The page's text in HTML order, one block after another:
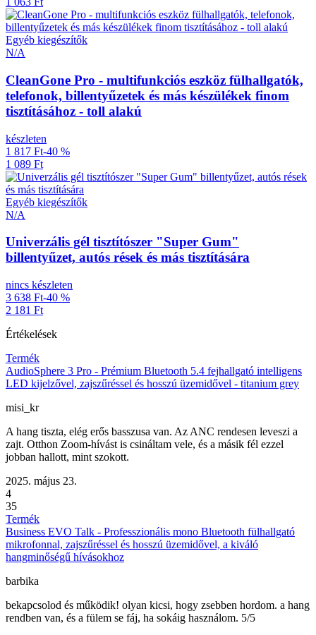
Egyéb kiegészítők
N/A
CleanGone Pro - multifunkciós eszköz fülhallgatók,
telefonok, billentyűzetek és más készülékek finom
tisztításához - toll alakú
készleten
1 817 Ft-40 %
1 089 Ft
Egyéb kiegészítők
N/A
Univerzális gél tisztítószer "Super Gum"
billentyűzet, autós rések és más tisztítására
nincs készleten
3 638 Ft-40 %
2 181 Ft
Értékelések
Termék
AudioSphere 3 Pro - Prémium Bluetooth 5.4 fejhallgató intelligens
LED kijelzővel, zajszűréssel és hosszú üzemidővel - titanium grey
misi_kr
A hang tiszta, elég erős basszusa van. Az ANC rendesen leveszi a
zajt. Otthon Zoom-hívást is csináltam vele, és a másik fél ezzel
jobban hallott, mint szokott.
2025. május 23.
4
35
Termék
Business EVO Talk - Professzionális mono Bluetooth fülhallgató
mikrofonnal, zajszűréssel és hosszú üzemidővel, a kiváló
hangminőségű hívásokhoz
barbika
bekapcsolod és működik! olyan kicsi, hogy zsebben hordom. a hang
rendben van, és a fülem se fáj, ha sokáig használom. 5/5